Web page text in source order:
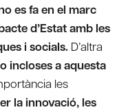
es fa en el marc
d’Estat amb les
i socials. D’altra
incloses a aquesta
les
la innovació, les